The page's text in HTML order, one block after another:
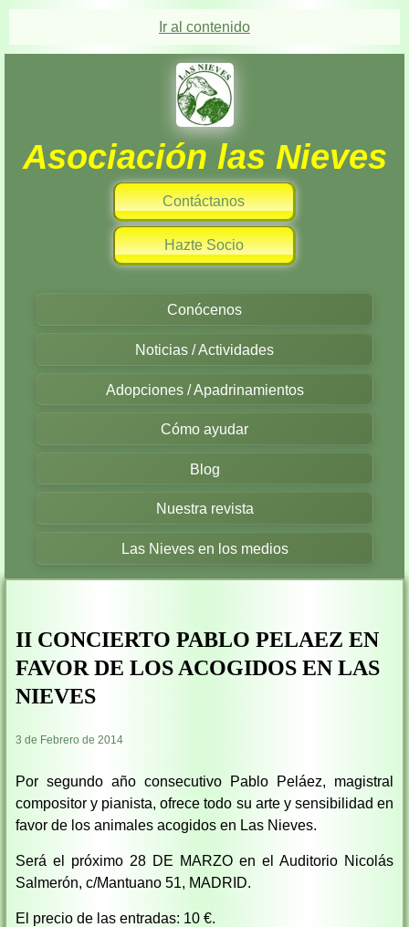
Ir al contenido
Asociación las Nieves
Contáctanos
Hazte Socio
Conócenos
Noticias / Actividades
Adopciones / Apadrinamientos
Cómo ayudar
Blog
Nuestra revista
Las Nieves en los medios
II CONCIERTO PABLO PELAEZ EN
FAVOR DE LOS ACOGIDOS EN LAS
NIEVES
3 de Febrero de 2014
Por segundo año consecutivo Pablo Peláez, magistral
compositor y pianista, ofrece todo su arte y sensibilidad en
favor de los animales acogidos en Las Nieves.
Será el próximo 28 DE MARZO en el Auditorio Nicolás
Salmerón, c/Mantuano 51, MADRID.
El precio de las entradas: 10 €.